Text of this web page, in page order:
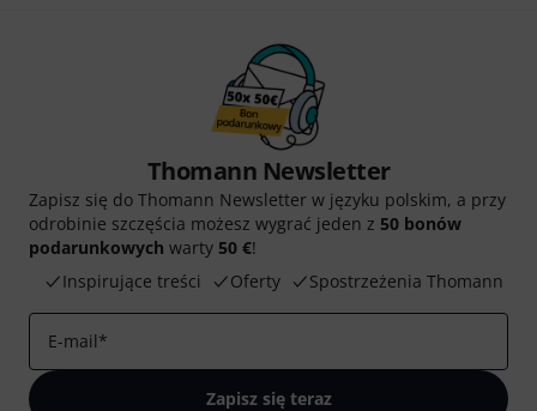
Thomann Newsletter
Zapisz się do Thomann Newsletter w języku polskim, a przy
odrobinie szczęścia możesz wygrać jeden z 50 bonów
podarunkowych warty 50 €!
Inspirujące treści
Oferty Spostrzeżenia Thomann
E-mail*
Zapisz się teraz